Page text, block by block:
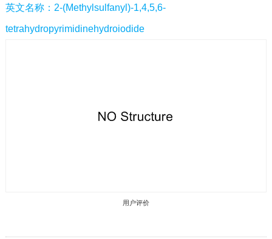
药中间体|其他原料药中间体|
英文名称：2-(Methylsulfanyl)-1,4,5,6-
tetrahydropyrimidinehydroiodide
用户评价